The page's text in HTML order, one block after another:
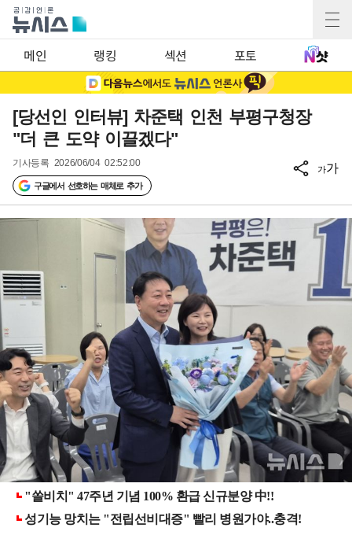
메인 랭킹 섹션 포토
[당선인 인터뷰] 차준택 인천 부평구청장
"더 큰 도약 이끌겠다"
기사등록 2026/06/04 02:52:00
구글에서 선호하는 매체로 추가
가가